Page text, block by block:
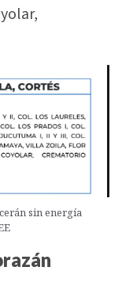
sin energía